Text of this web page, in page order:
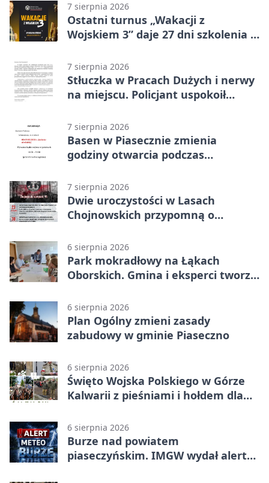
7 sierpnia 2026
Ostatni turnus „Wakacji z
Wojskiem 3” daje 27 dni szkolenia i
7 sierpnia 2026
Stłuczka w Pracach Dużych i nerwy
na miejscu. Policjant uspokoił
7 sierpnia 2026
Basen w Piasecznie zmienia
godziny otwarcia podczas
7 sierpnia 2026
Dwie uroczystości w Lasach
Chojnowskich przypomną o
6 sierpnia 2026
Park mokradłowy na Łąkach
Oborskich. Gmina i eksperci tworzą
6 sierpnia 2026
Plan Ogólny zmieni zasady
zabudowy w gminie Piaseczno
6 sierpnia 2026
Święto Wojska Polskiego w Górze
Kalwarii z pieśniami i hołdem dla
6 sierpnia 2026
Burze nad powiatem
piaseczyńskim. IMGW wydał alert